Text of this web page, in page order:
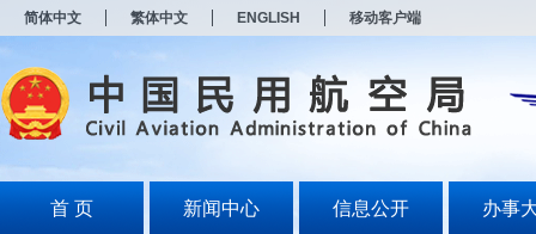
简体中文 繁体中文 ENGLISH 移动客户端
首 页 新闻中心 信息公开 办事
打
开
无
障
说